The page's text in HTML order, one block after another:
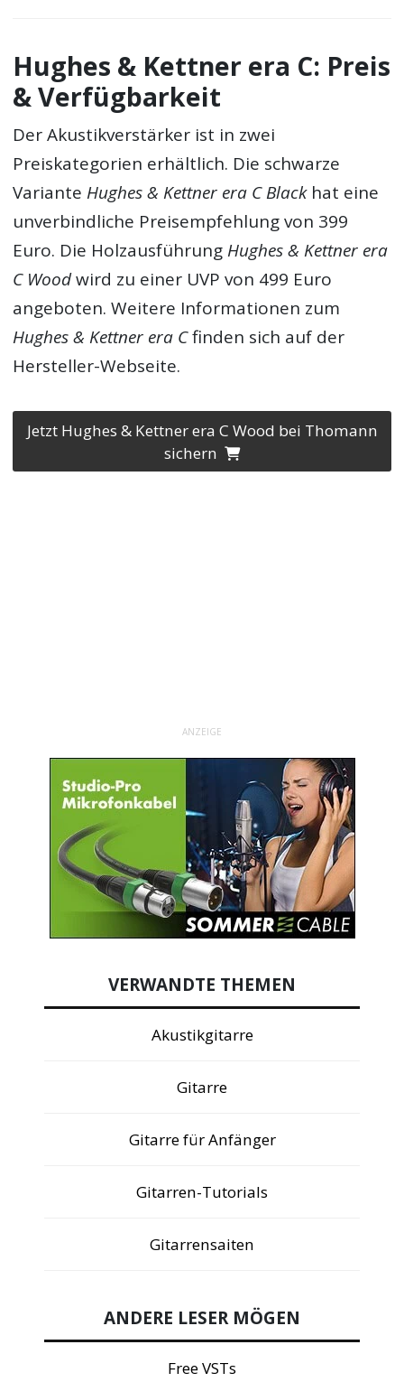
Hughes & Kettner era C: Preis
& Verfügbarkeit
Der Akustikverstärker ist in zwei
Preiskategorien erhältlich. Die schwarze
Variante Hughes & Kettner era C Blackhat eine
unverbindliche Preisempfehlung von 399
Euro. Die Holzausführung Hughes & Kettner era
C Woodwird zu einer UVP von 499 Euro
angeboten. Weitere Informationen zum
Hughes & Kettner era Cfinden sich auf der
Hersteller-Webseite.
Jetzt Hughes & Kettner era C Wood bei Thomann
sichern
ANZEIGE
VERWANDTE THEMEN
Akustikgitarre
Gitarre
Gitarre für Anfänger
Gitarren-Tutorials
Gitarrensaiten
ANDERE LESER MÖGEN
Free VSTs